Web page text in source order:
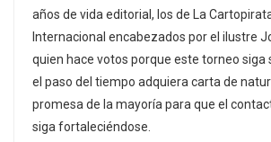
años de vida editorial, los de La
Internacional encabezados por el ilustre
quien hace votos porque este torneo siga
el paso del tiempo adquiera carta de
promesa de la mayoría para que el
siga fortaleciéndose.